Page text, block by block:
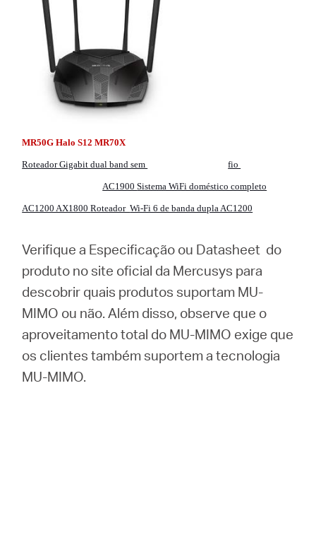
MR50G Halo S12 MR70X
Roteador Gigabit dual band sem fio
AC1900Sistema WiFi doméstico completo
AC1200 AX1800RoteadorWi-Fi 6 de banda dupla AC1200
Verifique a Especificação ou Datasheet do
produto no site oficial da Mercusys para
descobrir quais produtos suportam MU-
MIMO ou não.Além disso, observe que o
aproveitamento total do MU-MIMO exige que
os clientes também suportem a tecnologia
MU-MIMO.